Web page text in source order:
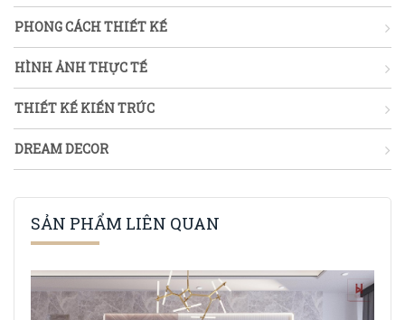
PHONG CÁCH THIẾT KẾ
HÌNH ẢNH THỰC TẾ
THIẾT KẾ KIẾN TRÚC
DREAM DECOR
SẢN PHẨM LIÊN QUAN